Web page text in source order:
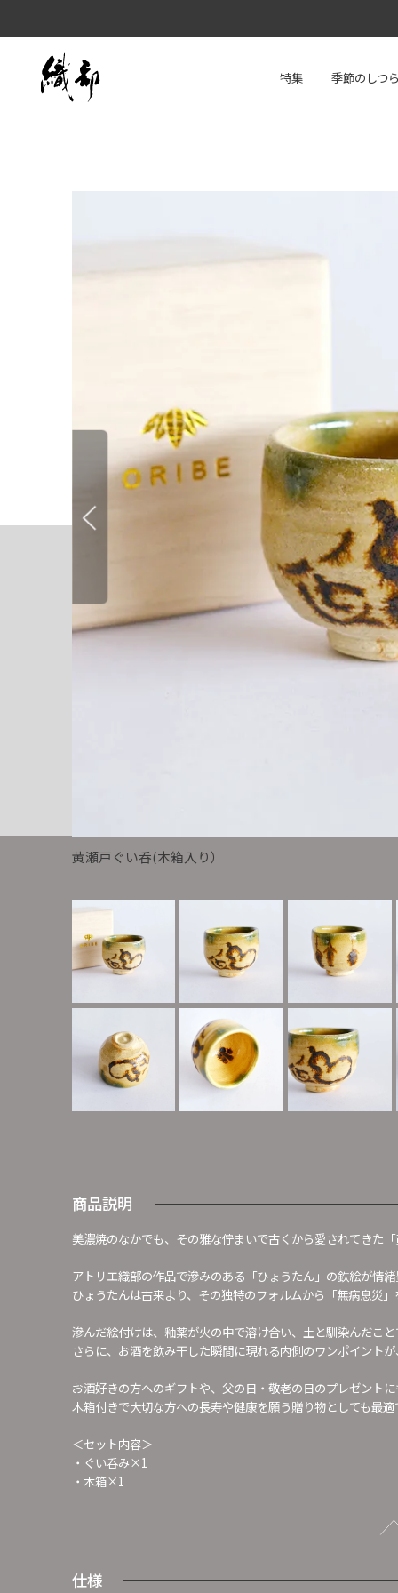
特集 季節のしつ
黄瀬戸ぐい呑(木箱入り）
商品説明
美濃焼のなかでも、その雅な佇まいで古くから愛されてきた
アトリエ織部の作品で滲みのある「ひょうたん」の鉄絵が情
ひょうたんは古来より、その独特のフォルムから「無病息災
滲んだ絵付けは、釉薬が火の中で溶け合い、土と馴染んだこ
さらに、お酒を飲み干した瞬間に現れる内側のワンポイント
お酒好きの方へのギフトや、父の日・敬老の日のプレゼント
木箱付きで大切な方への長寿や健康を願う贈り物としても最適
＜セット内容＞
・ぐい呑み×1
・木箱×1
仕様